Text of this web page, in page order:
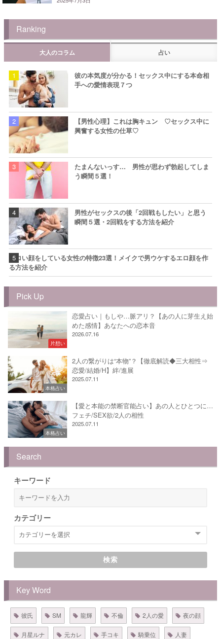
Ranking
大人のコラム 占い
彼の本気度が分かる！セックス中にする本命相
手への愛情表現７つ
【男性心理】これは胸キュン ♡セックス中に
興奮する女性の仕草♡
たまんないっす… 男性が思わず勃起してしま
う瞬間５選！
男性がセックスの後「2回戦もしたい」と思う
瞬間５選・2回戦をする方法を紹介
エロい顔をしている女性の特徴23選！メイクで男ウケするエロ顔を作
る方法を紹介
Pick Up
片想い
恋愛占い｜もしや…脈アリ？【あの人に芽生え始
めた感情】あなたへの恋本音
2026.07.16
本格占い
2人の繋がりは“本物”？【徹底解読◆三大相性⇒
恋愛/結婚/H】絆/進展
2025.07.11
本格占い
【愛と本能の禁断官能占い】あの人とひとつに…
フェチ/SEX欲/2人の相性
2025.07.11
Search
キーワード
カテゴリー
検索
Key Word
彼氏 SM 龍輝 不倫 2人の愛 夜の顔
月星ルナ 元カレ 手コキ 騎乗位 人妻